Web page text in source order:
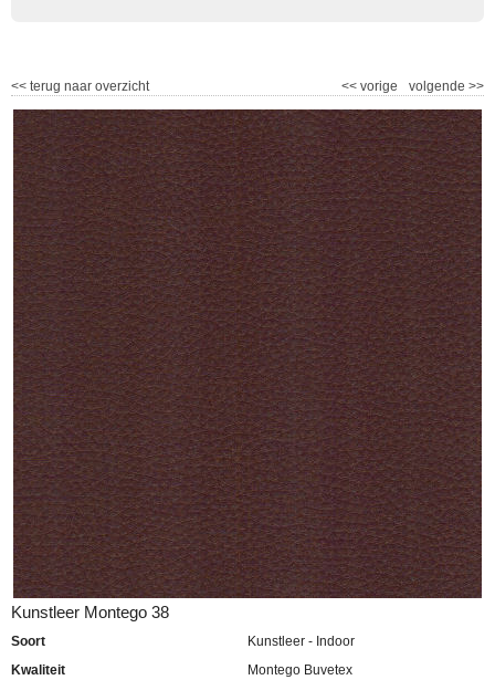
<< terug naar overzicht volgende >>
<< vorige
Kunstleer Montego 38
Soort
Kunstleer - Indoor
Kwaliteit
Montego Buvetex